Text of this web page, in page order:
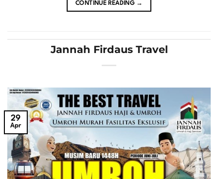
CONTINUE READING →
Jannah Firdaus Travel
29
Apr